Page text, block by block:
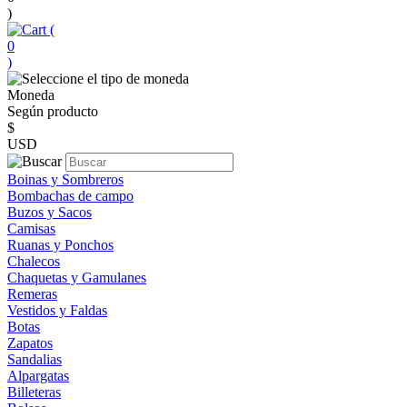
)
(
0
)
Moneda
Según producto
$
USD
Boinas y Sombreros
Bombachas de campo
Buzos y Sacos
Camisas
Ruanas y Ponchos
Chalecos
Chaquetas y Gamulanes
Remeras
Vestidos y Faldas
Botas
Zapatos
Sandalias
Alpargatas
Billeteras